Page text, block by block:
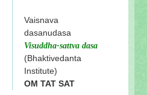
Vaisnava
dasanudasa
Visuddha-sattva dasa
(Bhaktivedanta
Institute)
OM TAT SAT